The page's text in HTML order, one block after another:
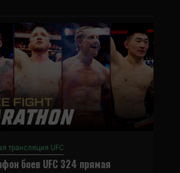
трансляция UFC
боев UFC 324 прямая